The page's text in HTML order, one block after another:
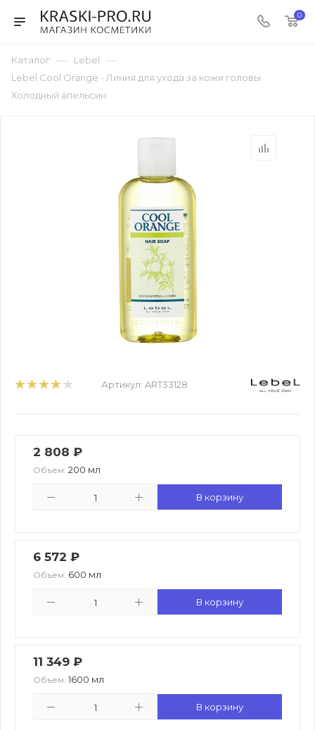
0
Каталог — Lebel —
Lebel Cool Orange - Линия для ухода за кожи головы
Холодный апельсин
Артикул: ART33128
2 808 ₽
Объем: 200 мл
В корзину
6 572 ₽
Объем: 600 мл
В корзину
11 349 ₽
Объем: 1600 мл
В корзину